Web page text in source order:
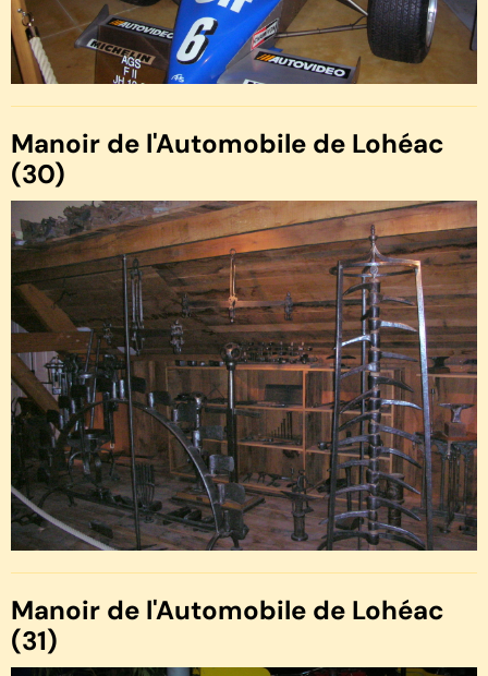
Manoir de l'Automobile de Lohéac
(30)
Manoir de l'Automobile de Lohéac
(31)